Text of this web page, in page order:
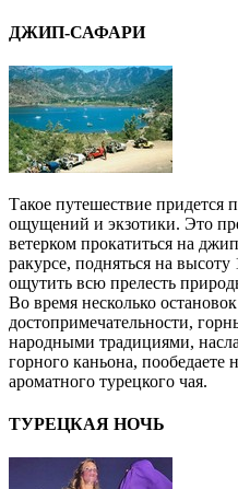
ДЖИП-САФАРИ
Такое путешествие
ощущений и экзотики. Это
ветерком прокатиться на
ракурсе, подняться на
ощутить всю прелесть
Во время несколько
достопримечательности,
народными традициями,
горного каньона, пообедаете
ароматного турецкого чая.
ТУРЕЦКАЯ НОЧЬ